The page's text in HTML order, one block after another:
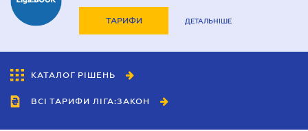
ТАРИФИ ДЕТАЛЬНІШЕ
КАТАЛОГ РІШЕНЬ
ВСІ ТАРИФИ ЛІГА:ЗАКОН